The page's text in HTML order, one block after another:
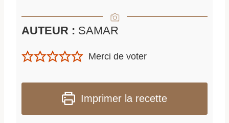
AUTEUR : SAMAR
Merci de voter
Imprimer la recette